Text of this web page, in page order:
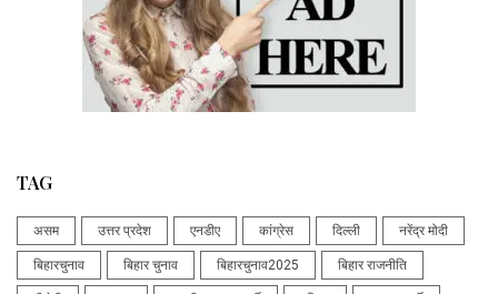
TAG
असम उत्तर प्रदेश एनडीए कांग्रेस दिल्ली नरेंद्र मोदी
बिहारचुनाव बिहार चुनाव बिहारचुनाव2025 बिहार राजनीति